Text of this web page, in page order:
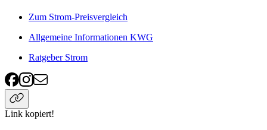
Zum Strom-Preisvergleich
Allgemeine Informationen KWG
Ratgeber Strom
Link kopiert!